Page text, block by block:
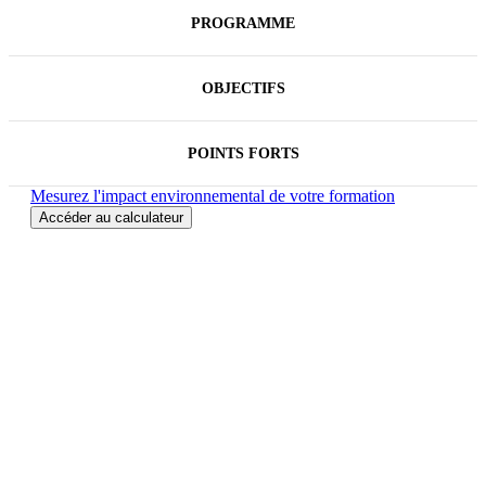
PROGRAMME
OBJECTIFS
POINTS FORTS
Mesurez l'impact environnemental de votre formation
Accéder au calculateur